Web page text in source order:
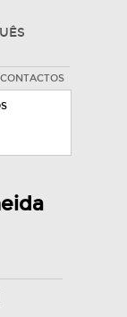
CONTACTOS